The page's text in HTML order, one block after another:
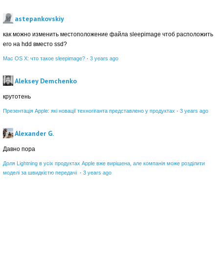
astepankovskiy
как можно изменить местоположение файла sleepimage чтоб расположить
его на hdd вместо ssd?
Mac OS X: что такое sleepimage? · 3 years ago
Aleksey Demchenko
крутотень
Презентація Apple: які новації техногіганта представлено у продуктах · 3 years ago
Alexander G.
Давно пора
Доля Lightning в усіх продуктах Apple вже вирішена, але компанія може розділити
моделі за швидкістю передачі · 3 years ago